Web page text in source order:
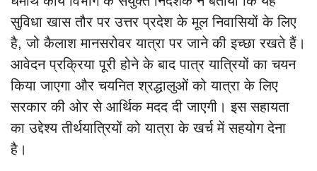
सुविधा खास तौर पर उत्तर प्रदेश के मूल निवासियों के लिए
है, जो कैलाश मानसरोवर यात्रा पर जाने की इच्छा रखते हैं।
आवेदन प्रक्रिया पूरी होने के बाद पात्र यात्रियों का चयन
किया जाएगा और चयनित श्रद्धालुओं को यात्रा के लिए
सरकार की ओर से आर्थिक मदद दी जाएगी। इस सहायता
का उद्देश्य तीर्थयात्रियों को यात्रा के खर्च में सहयोग देना
है।